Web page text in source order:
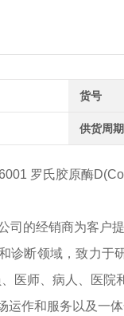
货号
供货周期
罗氏胶原酶
司的经销商为客户
诊断领域，致力于
医师、病人、医院
作和服务以及一体